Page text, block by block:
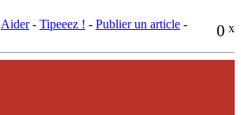
0 x
Aider- Tipeeez ! - Publier un article -